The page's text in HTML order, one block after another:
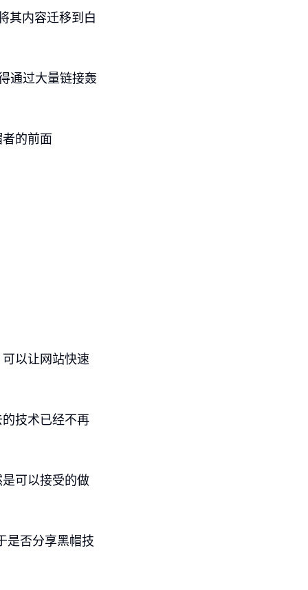
其内容迁移到白
通过大量链接轰
的前面
以让网站快速
技术已经不再
可以接受的做
是否分享黑帽技